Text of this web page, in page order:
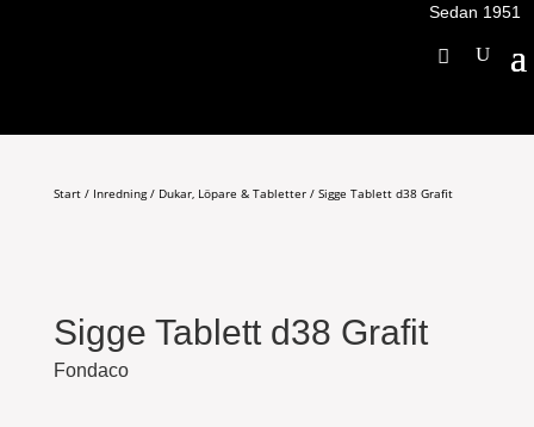
Sedan 1951
Start/ Inredning/ Dukar, Löpare & Tabletter/ Sigge Tablett d38 Grafit
Sigge Tablett d38 Grafit
Fondaco